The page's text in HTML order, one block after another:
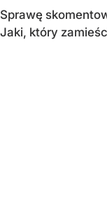
Sprawę
Jaki, który